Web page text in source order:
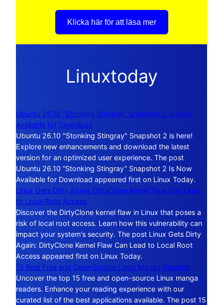
Klicka här för att läsa mer
Linuxtoday
Ubuntu 26.10 “Stonking Stingray” Snapshot 2 Is Now
Available for Download
Ubuntu 26.10 "Stonking Stingray" Snapshot 2 is here!
Explore new enhancements and download the latest
version for an optimized user experience. The post
Ubuntu 26.10 “Stonking Stingray” Snapshot 2 Is Now
Available for Download appeared first on Linux Today.
Linux Gets Dirty Again: DirtyClone Kernel Flaw Can Lead
to Local Root Access
Discover the DirtyClone kernel flaw in Linux that poses a
risk of local root access. Learn how this vulnerability can
impact your system's security. The post Linux Gets Dirty
Again: DirtyClone Kernel Flaw Can Lead to Local Root
Access appeared first on Linux Today.
15 Best Free and Open Source Linux Manga Readers
Uncover the top 15 free and open-source Linux manga
readers. Enhance your reading experience with our
curated list of the best applications available. The post 15